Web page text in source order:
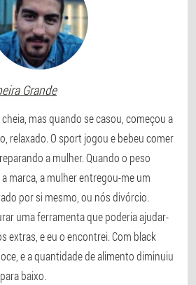
Grande
mas quando se casou, começou a
relaxado. O sport jogou e bebeu comer
a mulher. Quando o peso
marca, a mulher entregou-me um
por si mesmo, ou nós divórcio.
uma ferramenta que poderia ajudar-
extras, e eu o encontrei. Com black
e a quantidade de alimento diminuiu
baixo.